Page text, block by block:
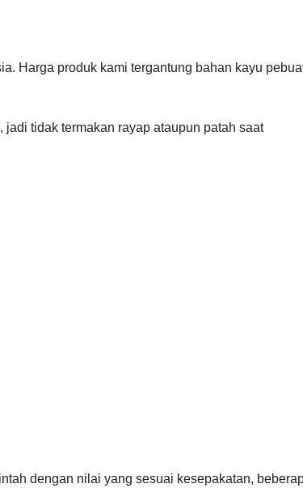
Harga produk kami tergantung bahan kayu
tidak termakan rayap ataupun patah saat
dengan nilai yang sesuai kesepakatan,